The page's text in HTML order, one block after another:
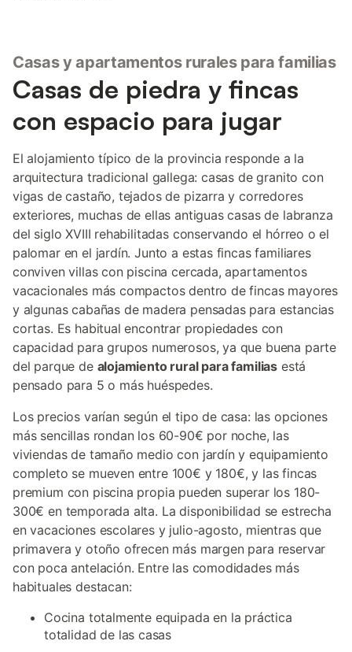
Casas y apartamentos rurales para familias
Casas de piedra y fincas
con espacio para jugar
El alojamiento típico de la provincia responde a la
arquitectura tradicional gallega: casas de granito con
vigas de castaño, tejados de pizarra y corredores
exteriores, muchas de ellas antiguas casas de labranza
del siglo XVIII rehabilitadas conservando el hórreo o el
palomar en el jardín. Junto a estas fincas familiares
conviven villas con piscina cercada, apartamentos
vacacionales más compactos dentro de fincas mayores
y algunas cabañas de madera pensadas para estancias
cortas. Es habitual encontrar propiedades con
capacidad para grupos numerosos, ya que buena parte
del parque de alojamiento rural para familias está
pensado para 5 o más huéspedes.
Los precios varían según el tipo de casa: las opciones
más sencillas rondan los 60-90€ por noche, las
viviendas de tamaño medio con jardín y equipamiento
completo se mueven entre 100€ y 180€, y las fincas
premium con piscina propia pueden superar los 180-
300€ en temporada alta. La disponibilidad se estrecha
en vacaciones escolares y julio-agosto, mientras que
primavera y otoño ofrecen más margen para reservar
con poca antelación. Entre las comodidades más
habituales destacan:
Cocina totalmente equipada en la práctica
totalidad de las casas